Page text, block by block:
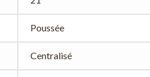
Poussée
Centralisé